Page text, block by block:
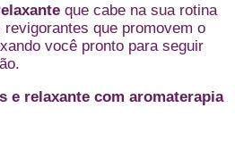
que cabe na sua rotina
que promovem o
você pronto para seguir
e relaxante com aromaterapia